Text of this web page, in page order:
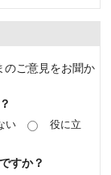
のご意見をお聞か
い
役に立
すか？